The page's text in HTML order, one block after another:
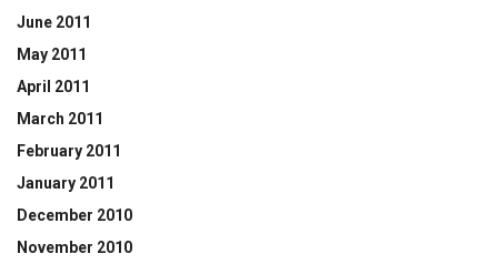
June 2011
May 2011
April 2011
March 2011
February 2011
January 2011
December 2010
November 2010